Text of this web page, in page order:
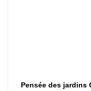
Pensée des jardins